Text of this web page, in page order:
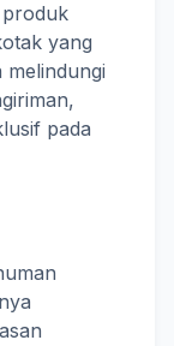
produk
yang
melindungi
pada